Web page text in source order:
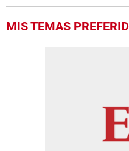
MIS TEMAS